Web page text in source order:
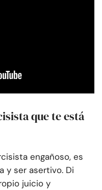
que te está
engañoso, es
y ser asertivo. Di
juicio y